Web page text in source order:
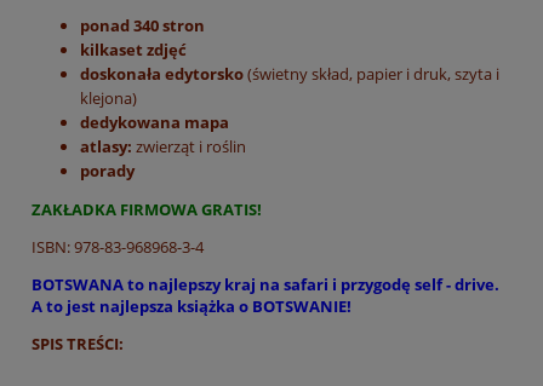
ponad 340 stron
kilkaset zdjęć
doskonała edytorsko(świetny skład, papier i druk, szyta i
klejona)
dedykowana mapa
atlasy: zwierząt i roślin
porady
ZAKŁADKA FIRMOWA GRATIS!
ISBN: 978-83-968968-3-4
BOTSWANA to najlepszy kraj na safari i przygodę self - drive.
A to jest najlepsza książka o BOTSWANIE!
SPIS TREŚCI: